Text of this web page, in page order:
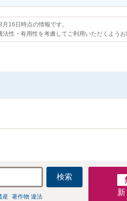
16日時点の情報です。
法性・有用性を考慮してご利用いただくようお
検索
産 著作物 違法